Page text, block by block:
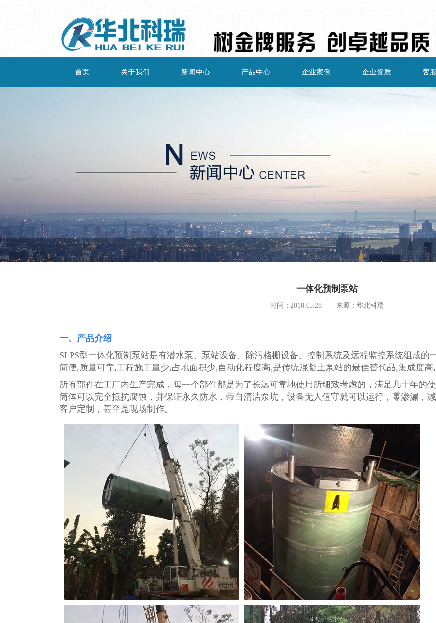
首页 关于我们 新闻中心 产品中心 企业案例 企业资质 客
一体化预制泵站
时间：2018.05.28 来源：华北科瑞
一、产品介绍
SLPS型一体化预制泵站是有潜水泵、泵站设备、除污格栅设备、控制系统及远程监控系统组成的
简便,质量可靠,工程施工量少,占地面积少,自动化程度高,是传统混凝土泵站的最佳替代品,集成度高,
所有部件在工厂内生产完成，每一个部件都是为了长远可靠地使用所细致考虑的，满足几十年的
筒体可以完全抵抗腐蚀，并保证永久防水，带自清洁泵坑，设备无人值守就可以运行，零渗漏，
客户定制，甚至是现场制作。